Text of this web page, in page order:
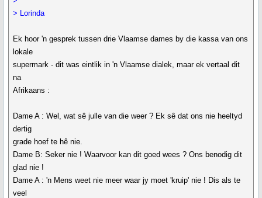
> Lorinda
Ek hoor 'n gesprek tussen drie Vlaamse dames by die kassa van ons
lokale
supermark - dit was eintlik in 'n Vlaamse dialek, maar ek vertaal dit
na
Afrikaans :
Dame A : Wel, wat sê julle van die weer ? Ek sê dat ons nie heeltyd
dertig
grade hoef te hê nie.
Dame B: Seker nie ! Waarvoor kan dit goed wees ? Ons benodig dit
glad nie !
Dame A : 'n Mens weet nie meer waar jy moet 'kruip' nie ! Dis als te
veel